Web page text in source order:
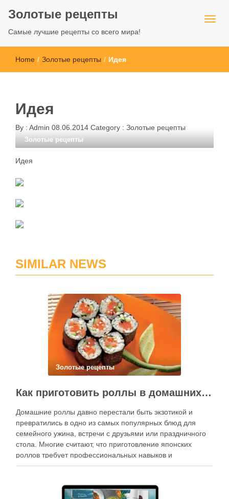
Золотые рецепты
Самые лучшие рецепты со всего мира!
Home / Золотые рецепты / Идея
Идея
By : Admin 08.06.2014 Category : Золотые рецепты
Золотые рецепты
Идея
SIMILAR NEWS
Золотые рецепты
Как приготовить роллы в домашних условиях?
Домашние роллы давно перестали быть экзотикой и
превратились в одно из самых популярных блюд для
семейного ужина, встречи с друзьями или праздничного
стола. Многие считают, что приготовление японских
роллов требует профессиональных навыков и
специального оборудования, однако на практике сделать
кухне. Главное — …